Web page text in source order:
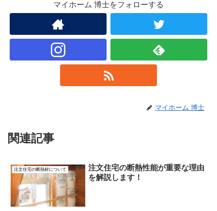
マイホーム 博士をフォローする
マイホーム 博士
関連記事
注文住宅の断熱材について
注文住宅の断熱性能が重要な理由
を解説します！